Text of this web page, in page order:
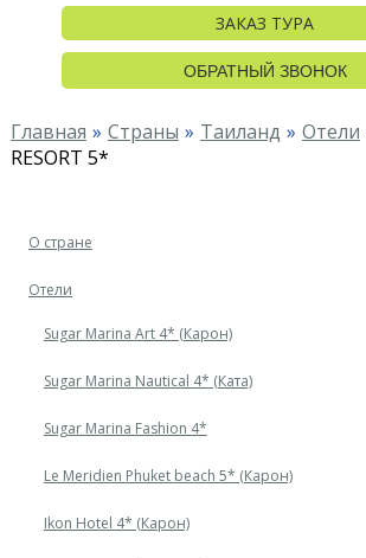
ЗАКАЗ ТУРА
ОБРАТНЫЙ ЗВОНОК
Главная Страны Таиланд Отели
RESORT 5*
О стране
Отели
Sugar Marina Art 4* (Карон)
Sugar Marina Nautical 4* (Ката)
Sugar Marina Fashion 4*
Le Meridien Phuket beach 5* (Карон)
Ikon Hotel 4* (Карон)